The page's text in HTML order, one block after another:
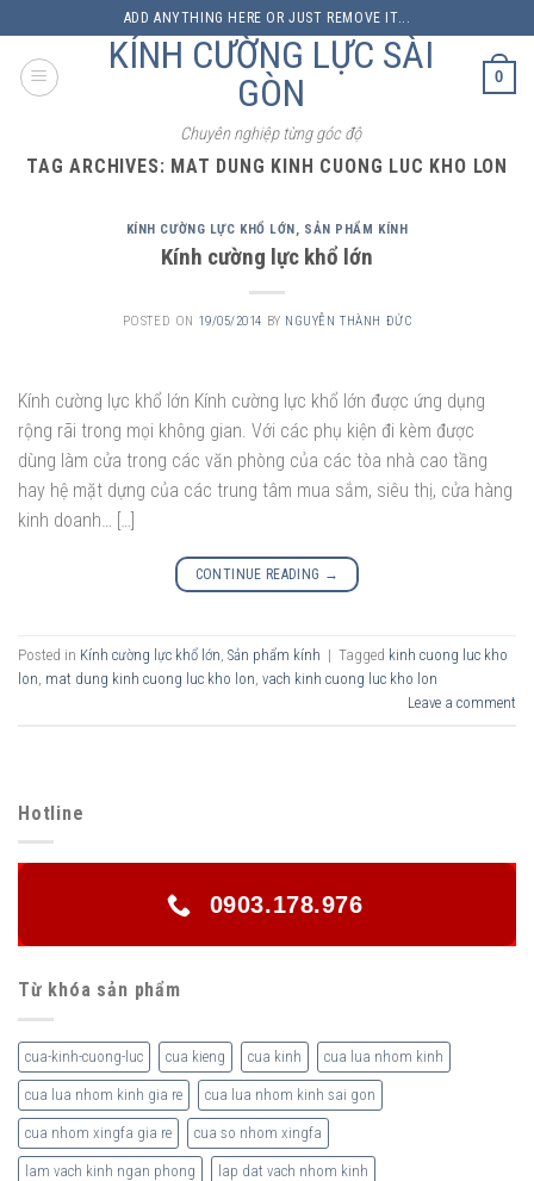
to
content
ADD ANYTHING HERE OR JUST REMOVE IT...
KÍNH CƯỜNG LỰC SÀI
GÒN
Chuyên nghiệp từng góc độ
0
TAG ARCHIVES: MAT DUNG KINH CUONG LUC KHO LON
KÍNH CƯỜNG LỰC KHỔ LỚN, SẢN PHẨM KÍNH
Kính cường lực khổ lớn
POSTED ON 19/05/2014 BY NGUYỄN THÀNH ĐỨC
Kính cường lực khổ lớn Kính cường lực khổ lớn được ứng dụng
rộng rãi trong mọi không gian. Với các phụ kiện đi kèm được
dùng làm cửa trong các văn phòng của các tòa nhà cao tầng
hay hệ mặt dựng của các trung tâm mua sắm, siêu thị, cửa hàng
kinh doanh… […]
CONTINUE READING →
Posted in Kính cường lực khổ lớn Sản phẩm kính | Tagged kinh cuong luc kho
lon mat dung kinh cuong luc kho lon vach kinh cuong luc kho lon
Leave a comment
Hotline
0903.178.976
Từ khóa sản phẩm
cua-kinh-cuong-luc cua kieng cua kinh cua lua nhom kinh
cua lua nhom kinh gia re cua lua nhom kinh sai gon
cua nhom xingfa gia re cua so nhom xingfa
lam vach kinh ngan phong lap dat vach nhom kinh